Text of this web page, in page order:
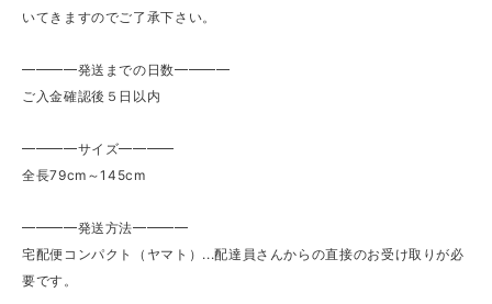
いてきますのでご了承下さい。
━━━━発送までの日数━━━━
ご入金確認後５日以内
━━━━サイズ━━━━
全長79cm～145cm
━━━━発送方法━━━━
宅配便コンパクト（ヤマト）...配達員さんからの直接のお受け取りが必
要です。